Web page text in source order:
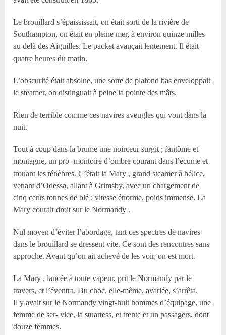
Le brouillard s’épaississait, on était sorti de la rivière de
Southampton, on était en pleine mer, à environ quinze milles
au delà des Aiguilles. Le packet avançait lentement. Il était
quatre heures du matin.
L’obscurité était absolue, une sorte de plafond bas enveloppait
le steamer, on distinguait à peine la pointe des mâts.
Rien de terrible comme ces navires aveugles qui vont dans la
nuit.
Tout à coup dans la brume une noirceur surgit ; fantôme et
montagne, un pro- montoire d’ombre courant dans l’écume et
trouant les ténèbres. C’était la Mary , grand steamer à hélice,
venant d’Odessa, allant à Grimsby, avec un chargement de
cinq cents tonnes de blé ; vitesse énorme, poids immense. La
Mary courait droit sur le Normandy .
Nul moyen d’éviter l’abordage, tant ces spectres de navires
dans le brouillard se dressent vite. Ce sont des rencontres sans
approche. Avant qu’on ait achevé de les voir, on est mort.
La Mary , lancée à toute vapeur, prit le Normandy par le
travers, et l’éventra. Du choc, elle-même, avariée, s’arrêta.
Il y avait sur le Normandy vingt-huit hommes d’équipage, une
femme de ser- vice, la stuartess, et trente et un passagers, dont
douze femmes.